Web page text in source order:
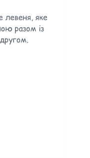
левеня, яке
разом із